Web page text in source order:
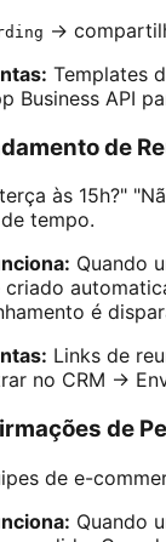
→
Templates
Business API
de
às 15h?"
tempo.
Quando
criado
é
Links de
no CRM →
de
de e-
Quando